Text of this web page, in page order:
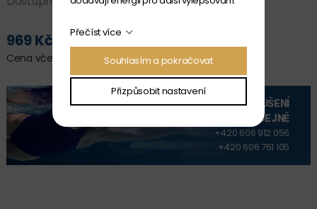
969 Kč
Cena včetně DPH
PŘIDAT DO KOŠÍKU
VYZKOUŠENÍ
NA PRODEJNĚ
+420 606 912 056
+420 606 761 105
Přečíst více
Souhlasím a pokračovat
Přizpůsobit nastavení